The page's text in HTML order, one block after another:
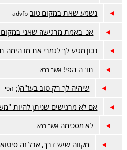
נשמע שאת במקום טוב advfb
אני באמת מרגישה שאני במקום
נכון מגיע לך לגמרי את מדהימה
תודה הפי! אשר ברא
שיהיה לך רק טוב בעז"ה(: הפי
אם לא מרגישים שניתן להיות
לא מסכימה אשר ברא
מקווה שיש דרך, אבל זה